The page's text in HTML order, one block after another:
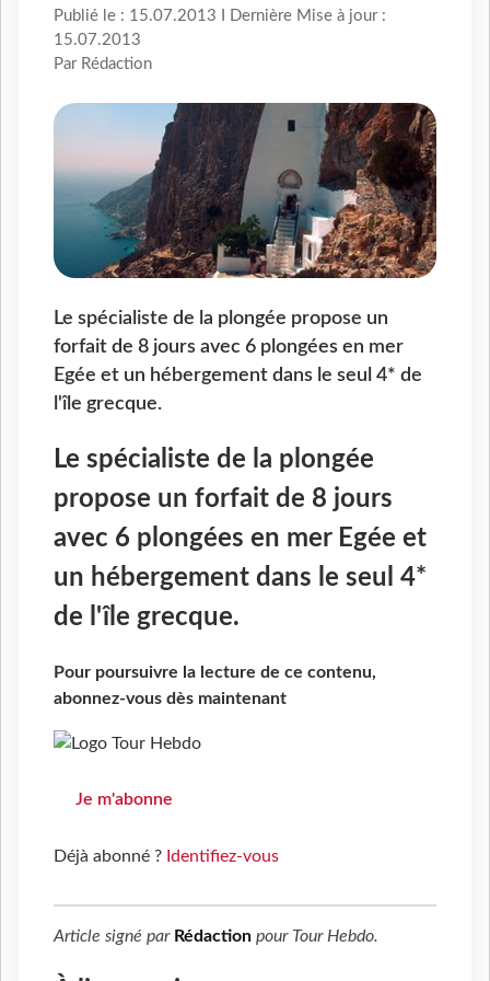
Publié le : 15.07.2013 I Dernière Mise à jour :
15.07.2013
Par Rédaction
Le spécialiste de la plongée propose un
forfait de 8 jours avec 6 plongées en mer
Egée et un hébergement dans le seul 4* de
l'île grecque.
Le spécialiste de la plongée
propose un forfait de 8 jours
avec 6 plongées en mer Egée et
un hébergement dans le seul 4*
de l'île grecque.
Pour poursuivre la lecture de ce contenu,
abonnez-vous dès maintenant
Je m'abonne
Déjà abonné ? Identifiez-vous
Article signé par Rédaction pour Tour Hebdo.